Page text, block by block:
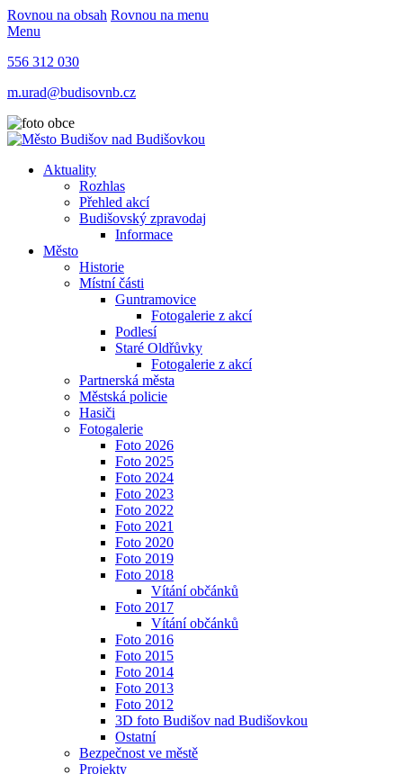
Rovnou na obsah Rovnou na menu
Menu
556 312 030
m.urad@budisovnb.cz
Aktuality
Rozhlas
Přehled akcí
Budišovský zpravodaj
Informace
Město
Historie
Místní části
Guntramovice
Fotogalerie z akcí
Podlesí
Staré Oldřůvky
Fotogalerie z akcí
Partnerská města
Městská policie
Hasiči
Fotogalerie
Foto 2026
Foto 2025
Foto 2024
Foto 2023
Foto 2022
Foto 2021
Foto 2020
Foto 2019
Foto 2018
Vítání občánků
Foto 2017
Vítání občánků
Foto 2016
Foto 2015
Foto 2014
Foto 2013
Foto 2012
3D foto Budišov nad Budišovkou
Ostatní
Bezpečnost ve městě
Projekty